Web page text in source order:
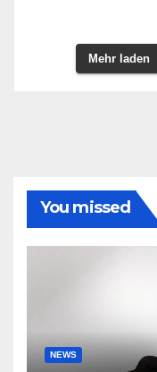
Mehr laden
You missed
NEWS